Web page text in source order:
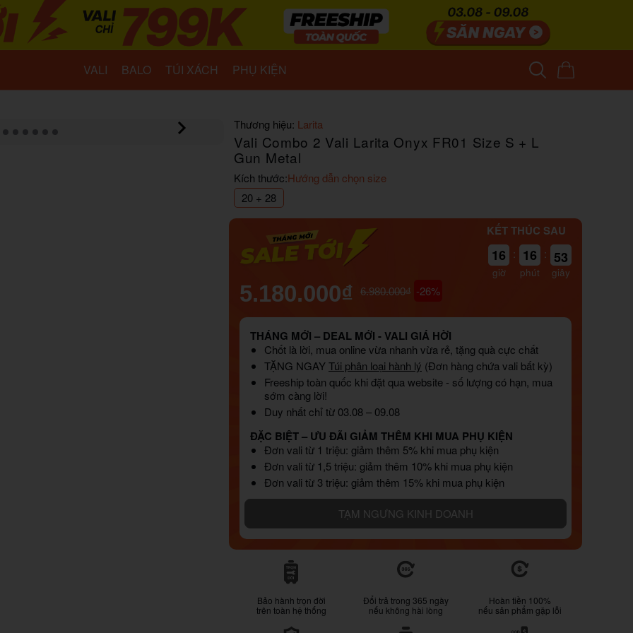
VALI BALO TÚI XÁCH PHỤ KIỆN
Thương hiệu: Larita
Vali Combo 2 Vali Larita Onyx FR01 Size S + L
Gun Metal
Kích thước:Hướng dẫn chọn size
20 + 28
KẾT THÚC SAU
16
giờ
: 16
phút
: 52
giây
5.180.000₫ 6.980.000₫ -26%
THÁNG MỚI – DEAL MỚI - VALI GIÁ HỜI
Chốt là lời, mua online vừa nhanh vừa rẻ, tặng quà cực chất
TẶNG NGAYTúi phân loại hành lý (Đơn hàng chứa vali bất kỳ)
Freeship toàn quốc khi đặt qua website - số lượng có hạn, mua
sớm càng lời!
Duy nhất chỉ từ 03.08 – 09.08
ĐẶC BIỆT – ƯU ĐÃI GIẢM THÊM KHI MUA PHỤ KIỆN
Đơn vali từ 1 triệu: giảm thêm 5% khi mua phụ kiện
Đơn vali từ 1,5 triệu: giảm thêm 10% khi mua phụ kiện
Đơn vali từ 3 triệu: giảm thêm 15% khi mua phụ kiện
TẠM NGƯNG KINH DOANH
Bảo hành trọn đời
trên toàn hệ thống
Đổi trả trong 365 ngày
nếu không hài lòng
Hoàn tiền 100%
nếu sản phẩm gặp lỗi